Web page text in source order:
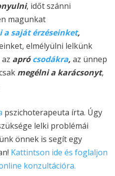
, időt szánni
magunkat
a saját érzéseinket,
elmélyülni lelkünk
aprócsodákra, az ünnep
megélni a karácsonyt,
pszichoterapeuta írta. Úgy
lelki problémái
önnek is segít egy
Kattintson ide és foglaljon
konzultációra.